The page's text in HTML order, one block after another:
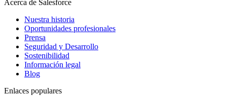
Acerca de Salesforce
Nuestra historia
Oportunidades profesionales
Prensa
Seguridad y Desarrollo
Sostenibilidad
Información legal
Blog
Enlaces populares